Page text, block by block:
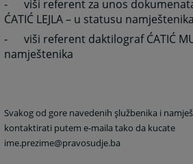
-
viši referent za unos
ĆATIĆ LEJLA – u statusu namještenika
-
viši referent daktilograf ĆATIĆ
namještenika
Svakog od gore navedenih şlužbenika i
kontaktirati putem e-maila tako da kucate
ime.prezime@pravosudje.ba